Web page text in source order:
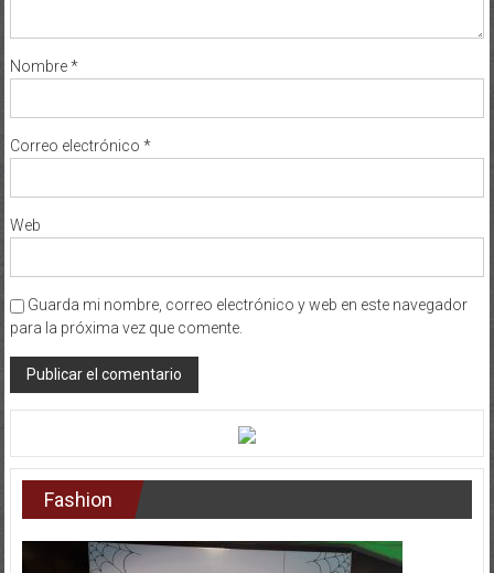
Nombre*
Correo electrónico *
Web
Guarda mi nombre, correo electrónico y web en este navegador
para la próxima vez que comente.
Fashion